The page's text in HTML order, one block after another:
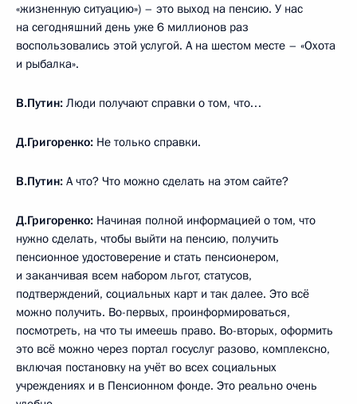
«жизненную ситуацию») – это выход на пенсию. У нас
на сегодняшний день уже 6 миллионов раз
воспользовались этой услугой. А на шестом месте – «Охота
и рыбалка».
В.Путин: Люди получают справки о том, что…
Д.Григоренко: Не только справки.
В.Путин: А что? Что можно сделать на этом сайте?
Д.Григоренко: Начиная полной информацией о том, что
нужно сделать, чтобы выйти на пенсию, получить
пенсионное удостоверение и стать пенсионером,
и заканчивая всем набором льгот, статусов,
подтверждений, социальных карт и так далее. Это всё
можно получить. Во-первых, проинформироваться,
посмотреть, на что ты имеешь право. Во-вторых, оформить
это всё можно через портал госуслуг разово, комплексно,
включая постановку на учёт во всех социальных
учреждениях и в Пенсионном фонде. Это реально очень